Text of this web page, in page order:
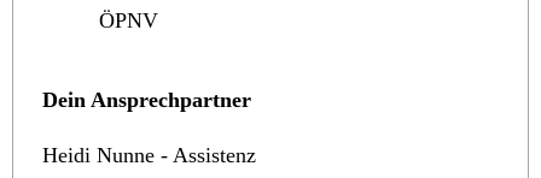
ÖPNV
Dein Ansprechpartner
Heidi Nunne - Assistenz